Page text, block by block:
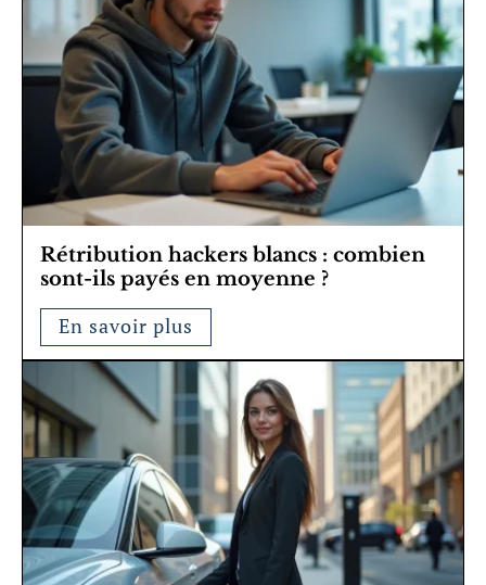
Rétribution hackers blancs : combien
sont-ils payés en moyenne ?
En savoir plus